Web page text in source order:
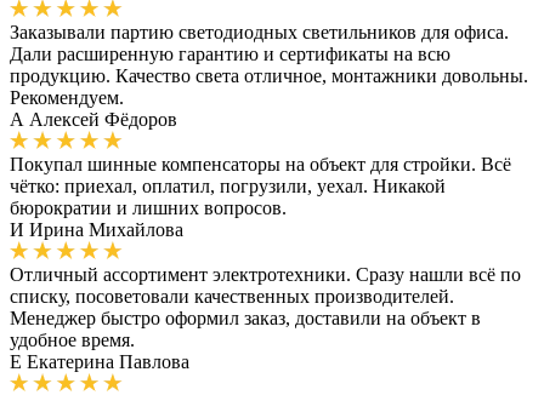
Заказывали партию светодиодных светильников для офиса.
Дали расширенную гарантию и сертификаты на всю
продукцию. Качество света отличное, монтажники довольны.
Рекомендуем.
А Алексей Фёдоров
Покупал шинные компенсаторы на объект для стройки. Всё
чётко: приехал, оплатил, погрузили, уехал. Никакой
бюрократии и лишних вопросов.
И Ирина Михайлова
Отличный ассортимент электротехники. Сразу нашли всё по
списку, посоветовали качественных производителей.
Менеджер быстро оформил заказ, доставили на объект в
удобное время.
Е Екатерина Павлова